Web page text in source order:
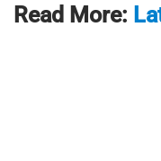
Read More: